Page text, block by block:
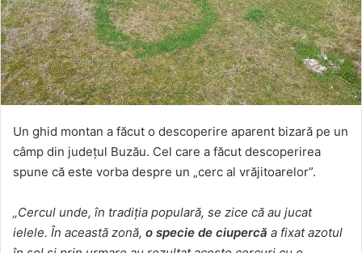
Un ghid montan a făcut o descoperire aparent bizară pe un
câmp din județul Buzău. Cel care a făcut descoperirea
spune că este vorba despre un „cerc al vrăjitoarelor”.
„Cercul unde, în tradiția populară, se zice că au jucat
ielele. În această zonă, o specie de ciupercă a fixat azotul